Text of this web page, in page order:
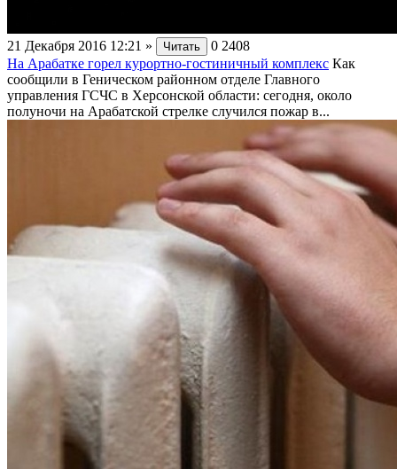
21 Декабря 2016 12:21 » Читать 0 2408
На Арабатке горел курортно-гостиничный комплекс Как
сообщили в Геническом районном отделе Главного
управления ГСЧС в Херсонской области: сегодня, около
полуночи на Арабатской стрелке случился пожар в...